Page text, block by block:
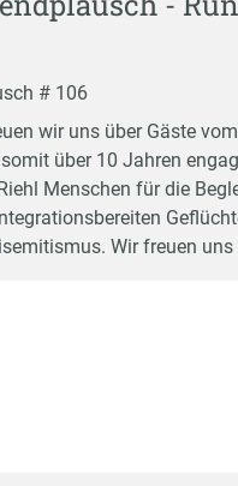
# 106
wir uns über Gäste
über 10 Jahren
Menschen für die
Wir freuen uns